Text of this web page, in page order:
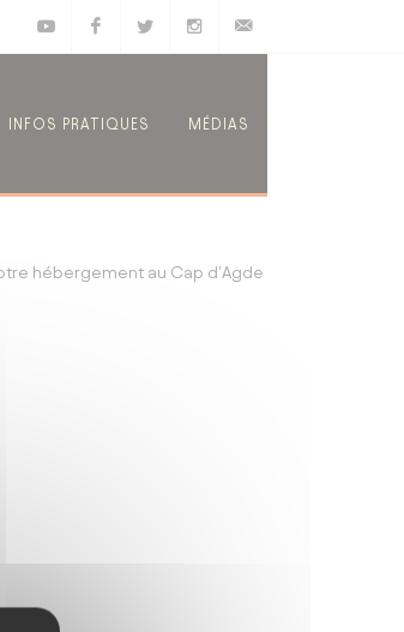
Youtube FacebookTwitter Instagram
INFOS PRATIQUES MÉDIAS
hébergement au Cap d'Agde